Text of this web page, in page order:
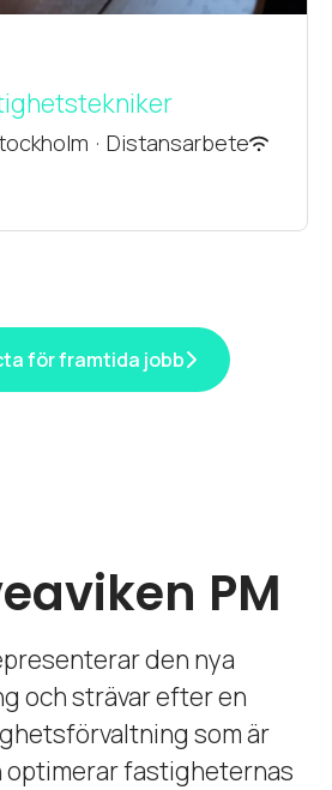
· Distansarbete
för framtida jobb
PM
den nya
och strävar efter en
som är
optimerar fastigheternas